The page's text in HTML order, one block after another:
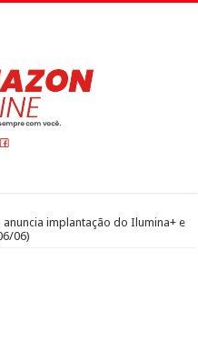
anuncia implantação do Ilumina+ e
06)